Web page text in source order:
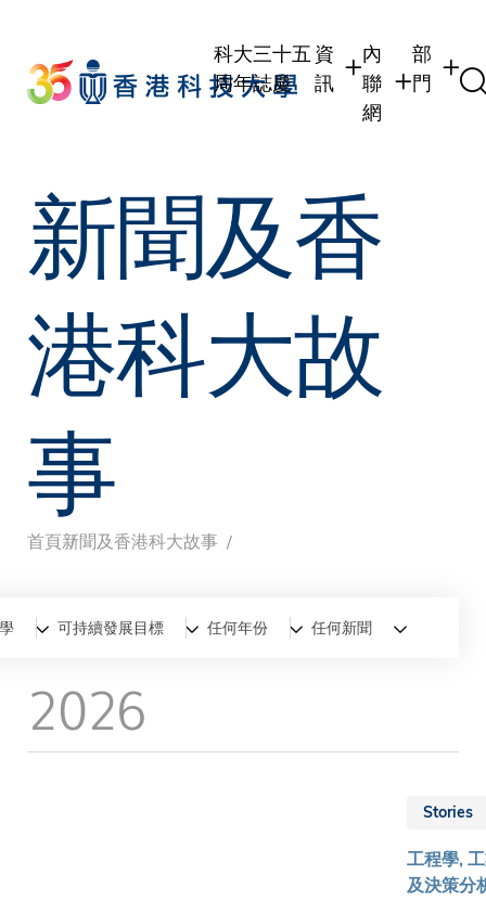
main
content
科大三十五
周年誌慶
資
訊
校友
傳媒
公眾
內
聯
網
校友內聯網
部
門
新聞及香
港科大故
事
導
航
連
結
首頁新聞及香港科大故事
全部新聞香港科大故事
可持續發展目標 任何年份 任何新聞
2026
Stories
工程學,
及決策分